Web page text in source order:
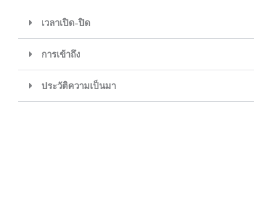
เวลาเปิด-ปิด
การเข้าถึง
ประวัติความเป็นมา